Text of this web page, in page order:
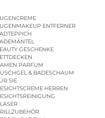
ENTFERNER
GESCHENKE
PARFUM
& BADESCHAUM
SIE
HERREN